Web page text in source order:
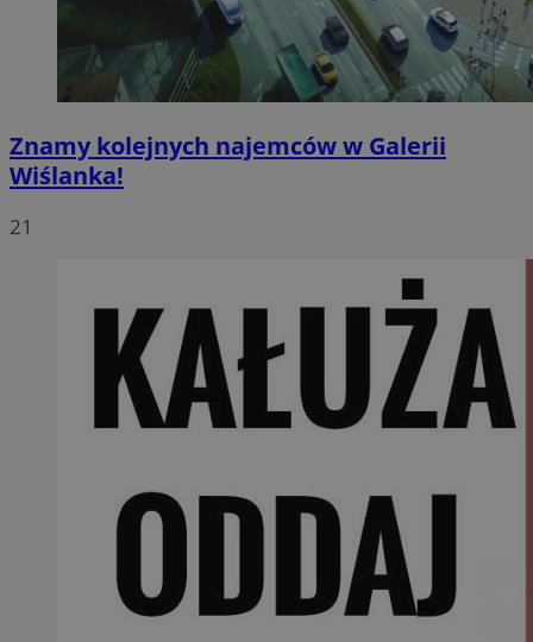
Znamy kolejnych najemców w Galerii
Wiślanka!
21